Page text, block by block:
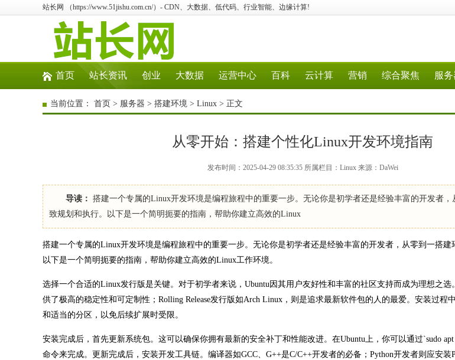
站长网 （https://www.51jishu.com.cn/）- CDN、大数据、低代码、行业智能、边缘计算!
首页 站长资讯 创业 大数据 运营中心 百科 云计算 营销 综合聚焦 服务
当前位置： 首页 > 服务器 > 搭建环境 > Linux > 正文
从零开始：搭建个性化Linux开发环境指南
发布时间：2025-04-29 08:35:35 所属栏目：Linux 来源：DaWei
导读： 搭建一个专属的Linux开发环境是编程旅程中的重要一步。无论你是初学者还是经验丰富的开发者，
致规划和执行。以下是一个简明扼要的指南，帮助你建立高效的Linux
搭建一个专属的Linux开发环境是编程旅程中的重要一步。无论你是初学者还是经验丰富的开发者，从零到一搭建
以下是一个简明扼要的指南，帮助你建立高效的Linux工作环境。
选择一个合适的Linux发行版是关键。对于初学者来说，Ubuntu因其用户友好性和丰富的社区支持而成为理想之选
供了极高的稳定性和可定制性；Rolling Release发行版如Arch Linux，则是追求最新软件包的人的最爱。安装过程
和适当的分区，以免后续扩展时受限。
安装完成后，首先更新系统包。这可以确保你拥有最新的安全补丁和性能改进。在Ubuntu上，你可以通过`sudo apt
命令来完成。更新完成后，安装开发工具链。编译器如GCC、G++是C/C++开发者的必备；Python开发者则应安装